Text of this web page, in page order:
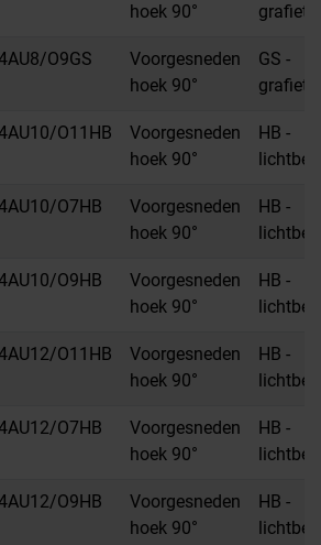
hoek 90°
O9GS
Voorgesneden
hoek 90°
GS -
O11HB
Voorgesneden
hoek 90°
HB -
O7HB
Voorgesneden
hoek 90°
HB -
O9HB
Voorgesneden
hoek 90°
HB -
O11HB
Voorgesneden
hoek 90°
HB -
O7HB
Voorgesneden
hoek 90°
HB -
O9HB
Voorgesneden
hoek 90°
HB -